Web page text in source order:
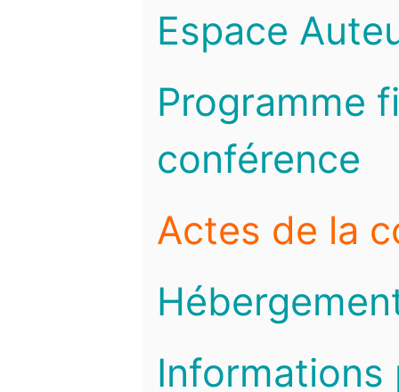
Espace
Programme
conférence
Actes de la
Informations